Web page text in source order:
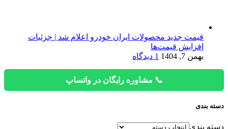
قیمت جدید محصولات ایران خودرو اعلام شد | جزئیات
افزایش قیمت‌ها
بهمن 7, 1404
1 دیدگاه
📞 مشاوره رایگان در واتساپ
دسته بندی
دسته بندی